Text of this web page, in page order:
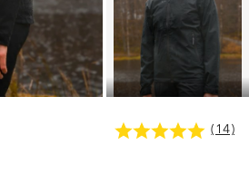
LAVPRIS
(14)